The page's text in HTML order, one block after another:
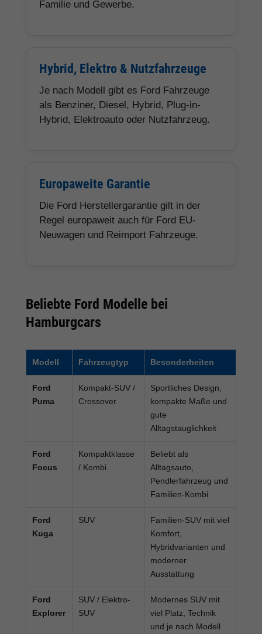
Familie und Gewerbe.
Hybrid, Elektro & Nutzfahrzeuge
Je nach Modell gibt es Ford Fahrzeuge
als Benziner, Diesel, Hybrid, Plug-in-
Hybrid, Elektroauto oder Nutzfahrzeug.
Europaweite Garantie
Die Ford Herstellergarantie gilt in der
Regel europaweit auch für Ford EU-
Neuwagen und Reimport Fahrzeuge.
Beliebte Ford Modelle bei
Hamburgcars
Modell Fahrzeugtyp Besonderheiten
Ford
Puma
Kompakt-SUV /
Crossover
Sportliches Design,
kompakte Maße und
gute
Alltagstauglichkeit
Ford
Focus
Kompaktklasse
/ Kombi
Beliebt als
Alltagsauto,
Pendlerfahrzeug und
Familien-Kombi
Ford
Kuga
SUV
Familien-SUV mit viel
Komfort,
Hybridvarianten und
moderner
Ausstattung
Ford
Explorer
SUV / Elektro-
SUV
Modernes SUV mit
viel Platz, Technik
und je nach Modell